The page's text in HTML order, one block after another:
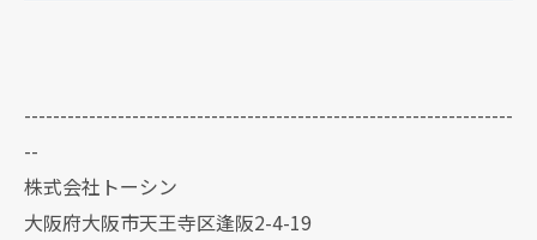
--------------------------------------------------------------------
--
株式会社トーシン
大阪府大阪市天王寺区逢阪2-4-19